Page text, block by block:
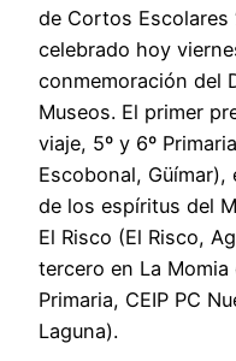
de Cortos Escolares
celebrado hoy
conmemoración del
Museos. El
viaje, 5º y 6º
Escobonal, Güímar),
de los espíritus del
El Risco (El Risco,
tercero en La Momia
Primaria, CEIP PC
Laguna).